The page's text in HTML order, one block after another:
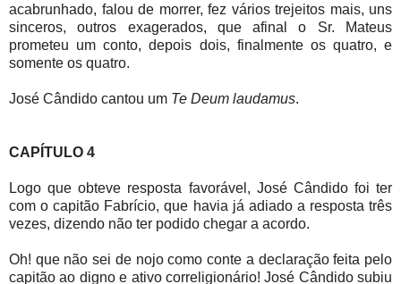
acabrunhado, falou de morrer, fez vários trejeitos mais, uns
sinceros, outros exagerados, que afinal o Sr. Mateus
prometeu um conto, depois dois, finalmente os quatro, e
somente os quatro.
José Cândido cantou um Te Deum laudamus.
CAPÍTULO 4
Logo que obteve resposta favorável, José Cândido foi ter
com o capitão Fabrício, que havia já adiado a resposta três
vezes, dizendo não ter podido chegar a acordo.
Oh! que não sei de nojo como conte a declaração feita pelo
capitão ao digno e ativo correligionário! José Cândido subiu